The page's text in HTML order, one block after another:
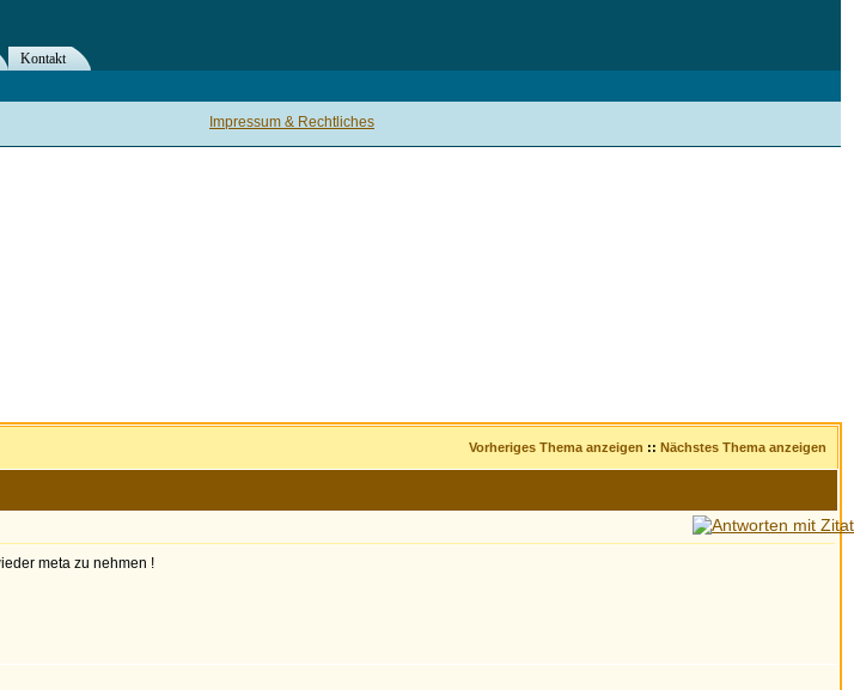
Vorheriges Thema anzeigen :: Nächstes Thema anzeigen
meta zu nehmen !
Impressum & Rechtliches
Kontakt